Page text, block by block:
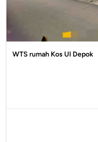
WTS rumah Kos UI Depok